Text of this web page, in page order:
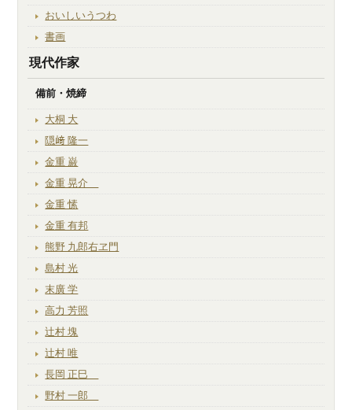
おいしいうつわ
書画
現代作家
備前・焼締
大桐 大
隠﨑 隆一
金重 巌
金重 晃介
金重 愫
金重 有邦
熊野 九郎右ヱ門
島村 光
末廣 学
高力 芳照
辻村 塊
辻村 唯
長岡 正巳
野村 一郎